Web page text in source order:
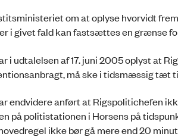
om at oplyse hvorvidt
i givet fald kan fastsættes en grænse
i udtalelsen af 17. juni 2005 oplyst at
må ske i tidsmæssig tæt
endvidere anført at Rigspolitichefen
på politistationen i Horsens på
ikke bør gå mere end 20